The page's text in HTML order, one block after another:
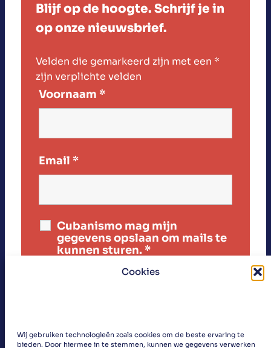
Cookies
Wij gebruiken technologieën zoals cookies om de beste ervaring te
bieden. Door hiermee in te stemmen, kunnen we gegevens verwerken
Blijf op de hoogte. Schrijf je in
op onze nieuwsbrief.
Velden die gemarkeerd zijn met een *
zijn verplichte velden
Voornaam *
Email *
Cubanismo mag mijn
gegevens opslaan om mails te
kunnen sturen. *